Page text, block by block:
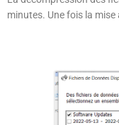
minutes. Une fois la